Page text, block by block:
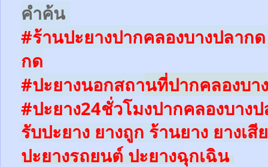
คำค้น
#ร้านปะยางปากคลองบางปลาก
กด
#ปะยางนอกสถานที่ปากคลองบา
#ปะยาง24ชั่วโมงปากคลองบาง
รับปะยาง ยางถูก ร้านยาง ยางเสีย
ปะยางรถยนต์ปะยางฉุกเฉิน